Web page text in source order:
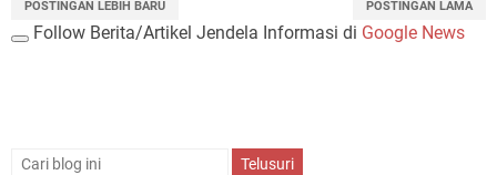
POSTINGAN LEBIH BARU POSTINGAN LAMA
Follow Berita/Artikel Jendela Informasi di Google News